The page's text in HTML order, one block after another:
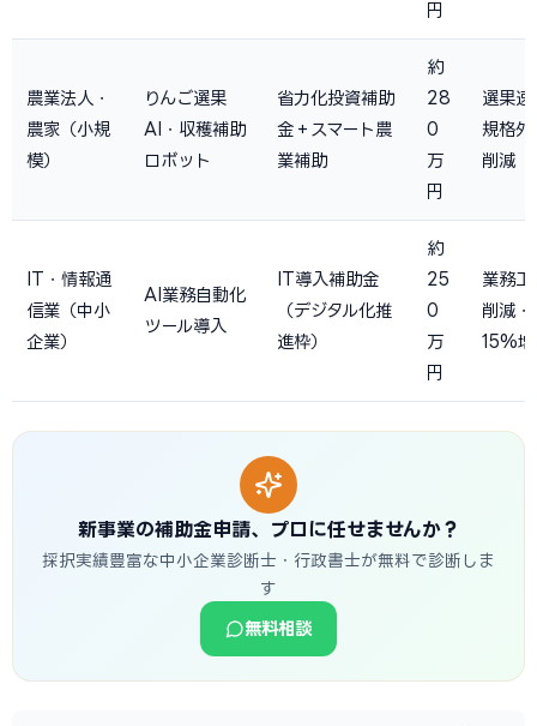
円
農業法人・
農家（小規
模）
りんご選果
AI・収穫補助
ロボット
省力化投資補助
金＋スマート農
業補助
約
28
0
万
円
選果
規格
削減
IT・情報通
信業（中小
企業）
AI業務自動化
ツール導入
IT導入補助金
（デジタル化推
進枠）
約
25
0
万
円
業務
削減・
15%増
新事業の補助金申請、プロに任せませんか？
採択実績豊富な中小企業診断士・行政書士が無料で診断しま
す
無料相談